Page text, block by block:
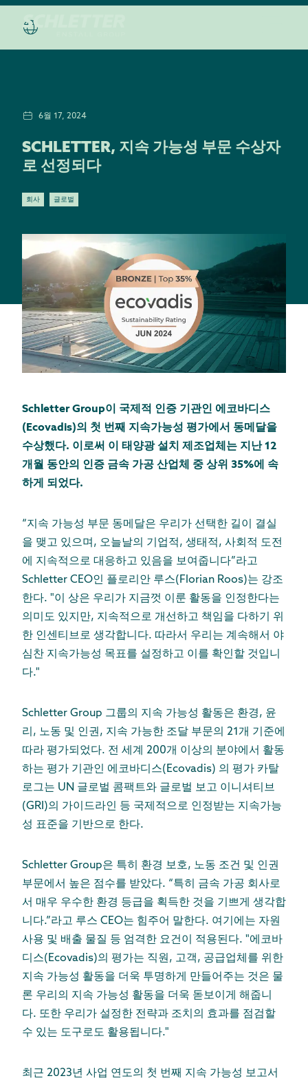
6월 17, 2024
SCHLETTER, 지속 가능성 부문 수상자
로 선정되다
회사 글로벌
Schletter Group이 국제적 인증 기관인 에코바디스
(Ecovadis)의 첫 번째 지속가능성 평가에서 동메달을
수상했다. 이로써 이 태양광 설치 제조업체는 지난 12
개월 동안의 인증 금속 가공 산업체 중 상위 35%에 속
하게 되었다.
“지속 가능성 부문 동메달은 우리가 선택한 길이 결실
을 맺고 있으며, 오늘날의 기업적, 생태적, 사회적 도전
에 지속적으로 대응하고 있음을 보여줍니다”라고
Schletter CEO인 플로리안 루스(Florian Roos)는 강조
한다. "이 상은 우리가 지금껏 이룬 활동을 인정한다는
의미도 있지만, 지속적으로 개선하고 책임을 다하기 위
한 인센티브로 생각합니다. 따라서 우리는 계속해서 야
심찬 지속가능성 목표를 설정하고 이를 확인할 것입니
다."
Schletter Group 그룹의 지속 가능성 활동은 환경, 윤
리, 노동 및 인권, 지속 가능한 조달 부문의 21개 기준에
따라 평가되었다. 전 세계 200개 이상의 분야에서 활동
하는 평가 기관인 에코바디스(Ecovadis) 의 평가 카탈
로그는 UN 글로벌 콤팩트와 글로벌 보고 이니셔티브
(GRI)의 가이드라인 등 국제적으로 인정받는 지속가능
성 표준을 기반으로 한다.
Schletter Group은 특히 환경 보호, 노동 조건 및 인권
부문에서 높은 점수를 받았다. “특히 금속 가공 회사로
서 매우 우수한 환경 등급을 획득한 것을 기쁘게 생각합
니다.”라고 루스 CEO는 힘주어 말한다. 여기에는 자원
사용 및 배출 물질 등 엄격한 요건이 적용된다. "에코바
디스(Ecovadis)의 평가는 직원, 고객, 공급업체를 위한
지속 가능성 활동을 더욱 투명하게 만들어주는 것은 물
론 우리의 지속 가능성 활동을 더욱 돋보이게 해줍니
다. 또한 우리가 설정한 전략과 조치의 효과를 점검할
수 있는 도구로도 활용됩니다."
최근 2023년 사업 연도의 첫 번째 지속 가능성 보고서